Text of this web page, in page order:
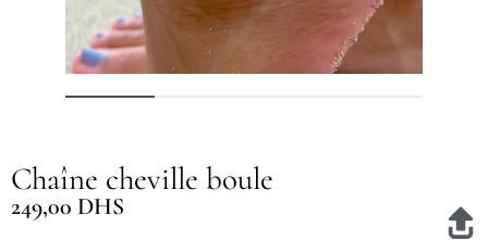
Chaîne cheville boule
249,00 DHS